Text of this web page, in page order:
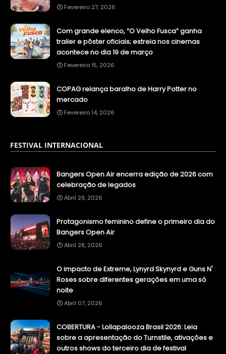
Fevereiro 27, 2026
Com grande elenco, “O Velho Fusca” ganha
trailer e pôster oficiais; estreia nos cinemas
acontece no dia 19 de março
Fevereiro 15, 2026
COPAG relança baralho de Harry Potter no
mercado
Fevereiro 14, 2026
FESTIVAL INTERNACIONAL
Bangers Open Air encerra edição de 2026 com
celebração de legados
Abril 29, 2026
Protagonismo feminino define o primeiro dia do
Bangers Open Air
Abril 28, 2026
O impacto de Extreme, Lynyrd Skynyrd e Guns N'
Roses sobre diferentes gerações em uma só
noite
Abril 07, 2026
COBERTURA - Lollapalooza Brasil 2026: Leia
sobre a apresentação do Turnstile, ativações e
outros shows do terceiro dia de festival